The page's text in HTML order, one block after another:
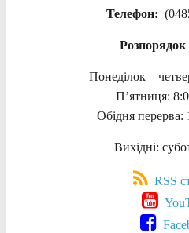
Телефон:
Розпорядок
Понеділок –
П’ятниця:
Обідня перерва:
Вихідні:
RSS